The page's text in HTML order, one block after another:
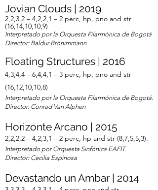
Jovian Clouds | 2019
2,2,3,2 – 4,2,2,1 – 2 perc, hp, pno and str
(16,14,10,10,9)
Interpretado por la Orquesta Filarmónica de Bogotá
Director: Baldur Brönimmann
Floating Structures | 2016
4,3,4,4 – 6,4,4,1 – 3 perc, hp, pno and str
(16,12,10,10,8)
Interpretado por la Orquesta Filarmónica de Bogotá.
Director: Conrad Van Alphen
Horizonte Arcano | 2015
2,2,2,2 – 4,2,3,1 – 2 perc, hp and str (8,7,5,5,3).
Interpretado por Orquesta Sinfónica EAFIT.
Director: Cecilia Espinosa
Devastando un Ambar | 2014